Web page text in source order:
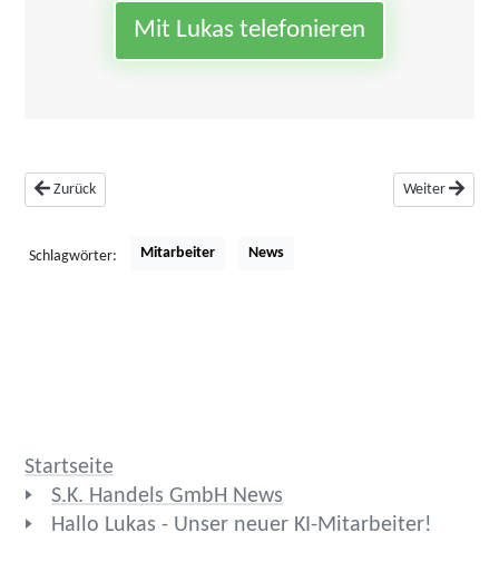
Mit Lukas telefonieren
Vorheriger Beitrag: Werkstatt Herbst- & Winterangebote
Zurück Nächster
Weiter
Schlagwörter: Mitarbeiter News
Startseite
S.K. Handels GmbH News
Hallo Lukas - Unser neuer KI-Mitarbeiter!